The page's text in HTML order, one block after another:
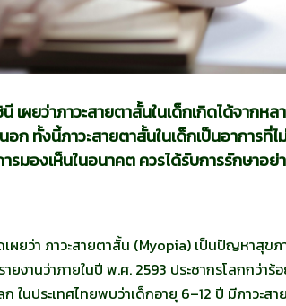
ผยว่าภาวะสายตาสั้นในเด็กเกิดได้จากหล
ทั้งนี้ภาวะสายตาสั้นในเด็กเป็นอาการที่ไ
รมองเห็นในอนาคต ควรได้รับการรักษาอย่
ผยว่า ภาวะสายตาสั้น (Myopia) เป็นปัญหาสุข
งานว่าภายในปี พ.ศ. 2593 ประชากรโลกกว่าร้
ในประเทศไทยพบว่าเด็กอายุ 6–12 ปี มีภาวะส